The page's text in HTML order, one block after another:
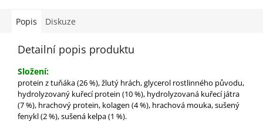
Popis Diskuze
Detailní popis produktu
Složení:
protein z tuňáka (26 %), žlutý hrách, glycerol rostlinného původu,
hydrolyzovaný kuřecí protein (10 %), hydrolyzovaná kuřecí játra
(7 %), hrachový protein, kolagen (4 %), hrachová mouka, sušený
fenykl (2 %), sušená kelpa (1 %).